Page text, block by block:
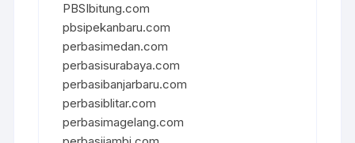
PBSIbitung.com
pbsipekanbaru.com
perbasimedan.com
perbasisurabaya.com
perbasibanjarbaru.com
perbasiblitar.com
perbasimagelang.com